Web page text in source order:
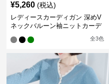
¥5,260 (税込)
レディースカーディガン 深めV
ネックバルーン袖ニットカーデ
全3色